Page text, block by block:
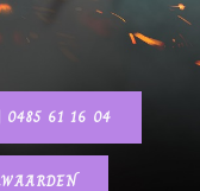
0485 61 16 04